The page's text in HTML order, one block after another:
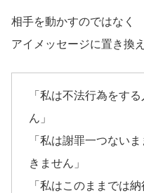
相手を動かすのではなく
アイメッセージに置き換
「私は不法行為をす
ん」
「私は謝罪一つない
きません」
「私はこのままでは納